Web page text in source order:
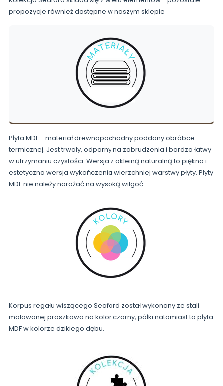
propozycje również dostępne w naszym sklepie
Płyta MDF - materiał drewnopochodny poddany obróbce
termicznej. Jest trwały, odporny na zabrudzenia i bardzo łatwy
w utrzymaniu czystości. Wersja z okleiną naturalną to piękna i
estetyczna wersja wykończenia wierzchniej warstwy płyty. Płyty
MDF nie należy narażać na wysoką wilgoć.
Korpus regału wiszącego Seaford został wykonany ze stali
malowanej proszkowo na kolor czarny, półki natomiast to płyta
MDF w kolorze dzikiego dębu.